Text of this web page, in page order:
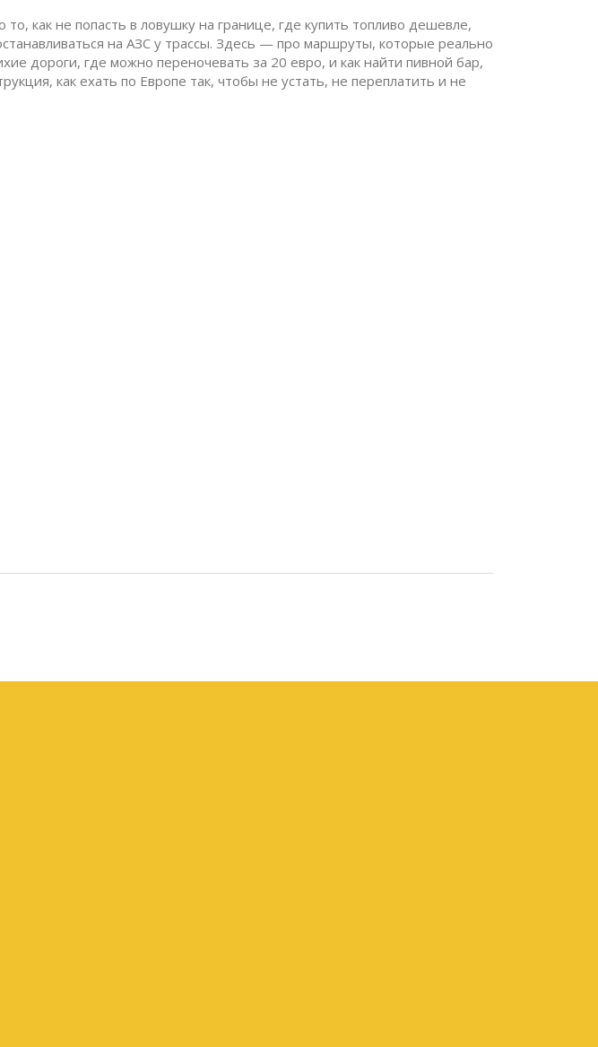
как не попасть в ловушку на границе, где купить топливо дешевле,
на АЗС у трассы. Здесь — про маршруты, которые реально
дороги, где можно переночевать за 20 евро, и как найти пивной бар,
как ехать по Европе так, чтобы не устать, не переплатить и не